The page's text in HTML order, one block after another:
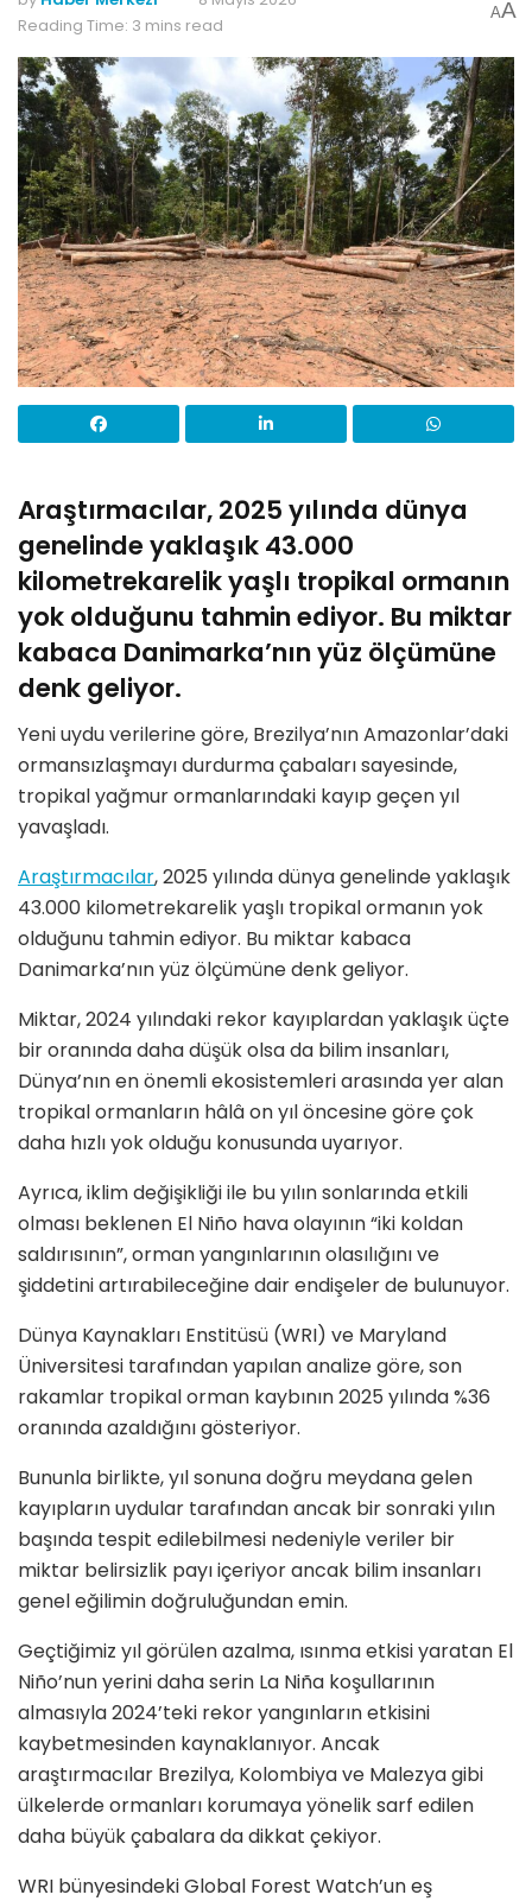
Reading Time: 3 mins read
AA
Araştırmacılar, 2025 yılında dünya
genelinde yaklaşık 43.000
kilometrekarelik yaşlı tropikal ormanın
yok olduğunu tahmin ediyor. Bu miktar
kabaca Danimarka’nın yüz ölçümüne
denk geliyor.
Yeni uydu verilerine göre, Brezilya’nın Amazonlar’daki
ormansızlaşmayı durdurma çabaları sayesinde,
tropikal yağmur ormanlarındaki kayıp geçen yıl
yavaşladı.
Araştırmacılar, 2025 yılında dünya genelinde yaklaşık
43.000 kilometrekarelik yaşlı tropikal ormanın yok
olduğunu tahmin ediyor. Bu miktar kabaca
Danimarka’nın yüz ölçümüne denk geliyor.
Miktar, 2024 yılındaki rekor kayıplardan yaklaşık üçte
bir oranında daha düşük olsa da bilim insanları,
Dünya’nın en önemli ekosistemleri arasında yer alan
tropikal ormanların hâlâ on yıl öncesine göre çok
daha hızlı yok olduğu konusunda uyarıyor.
Ayrıca, iklim değişikliği ile bu yılın sonlarında etkili
olması beklenen El Niño hava olayının “iki koldan
saldırısının”, orman yangınlarının olasılığını ve
şiddetini artırabileceğine dair endişeler de bulunuyor.
Dünya Kaynakları Enstitüsü (WRI) ve Maryland
Üniversitesi tarafından yapılan analize göre, son
rakamlar tropikal orman kaybının 2025 yılında %36
oranında azaldığını gösteriyor.
Bununla birlikte, yıl sonuna doğru meydana gelen
kayıpların uydular tarafından ancak bir sonraki yılın
başında tespit edilebilmesi nedeniyle veriler bir
miktar belirsizlik payı içeriyor ancak bilim insanları
genel eğilimin doğruluğundan emin.
Geçtiğimiz yıl görülen azalma, ısınma etkisi yaratan El
Niño’nun yerini daha serin La Niña koşullarının
almasıyla 2024’teki rekor yangınların etkisini
kaybetmesinden kaynaklanıyor. Ancak
araştırmacılar Brezilya, Kolombiya ve Malezya gibi
ülkelerde ormanları korumaya yönelik sarf edilen
daha büyük çabalara da dikkat çekiyor.
WRI bünyesindeki Global Forest Watch’un eş